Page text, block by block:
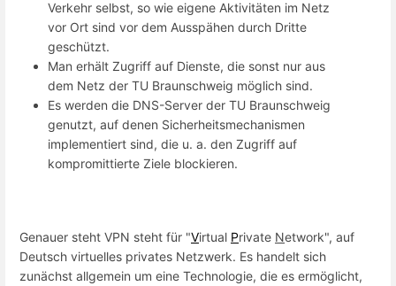
Verkehr selbst, so wie eigene Aktivitäten im Netz
vor Ort sind vor dem Ausspähen durch Dritte
geschützt.
Man erhält Zugriff auf Dienste, die sonst nur aus
dem Netz der TU Braunschweig möglich sind.
Es werden die DNS-Server der TU Braunschweig
genutzt, auf denen Sicherheitsmechanismen
implementiert sind, die u. a. den Zugriff auf
kompromittierte Ziele blockieren.
Genauer steht VPN steht für "Virtual Private Network", auf
Deutsch virtuelles privates Netzwerk. Es handelt sich
zunächst allgemein um eine Technologie, die es ermöglicht,